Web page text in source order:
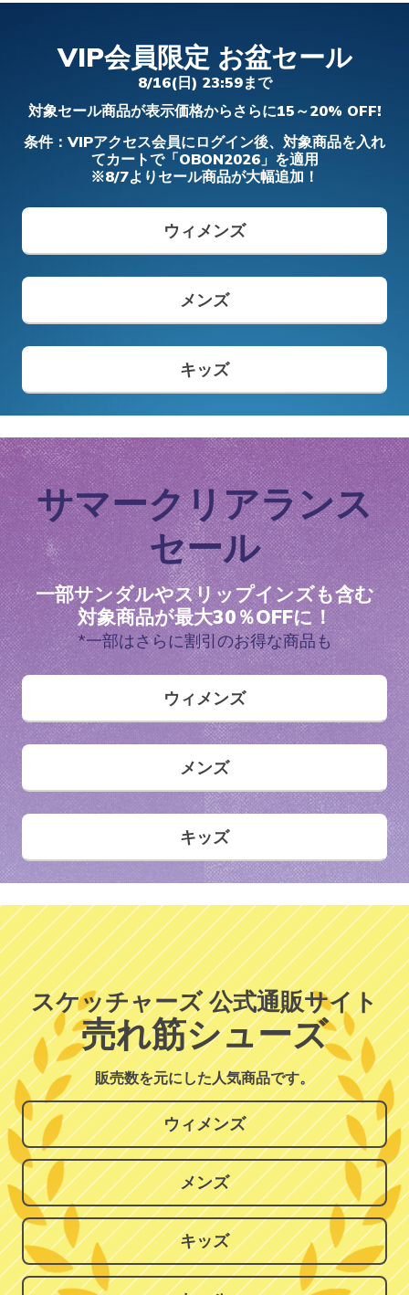
スケッチャーズ スリップインズ：アーチ
フィット ディーライツ 330 - モダン レト
メンズ
¥ 19,690
スケッチャーズ スリ
メンズ スリップインズ
スケッチャーズ スリップインズ：コンツ
アーフォーム - コージーフィット
からの値引き
¥ 8,690から¥ 5,900
スケッチャーズ スリ
¥ 6,490
キッズ スリップインズ
VIP会員限定 お盆セール
8/16(日) 23:59まで
対象セール商品が表示価格からさらに15～20% OFF!
条件：VIPアクセス会員にログイン後、対象商品を入れ
てカートで「OBON2026」を適用
※8/7よりセール商品が大幅追加！
ウィメンズ
メンズ
キッズ
サマークリアランス
セール
一部サンダルやスリップインズも含む
対象商品が最大30％OFFに！
*一部はさらに割引のお得な商品も
ウィメンズ
メンズ
キッズ
スケッチャーズ 公式通販サイト
売れ筋シューズ
販売数を元にした人気商品です。
ウィメンズ
メンズ
キッズ